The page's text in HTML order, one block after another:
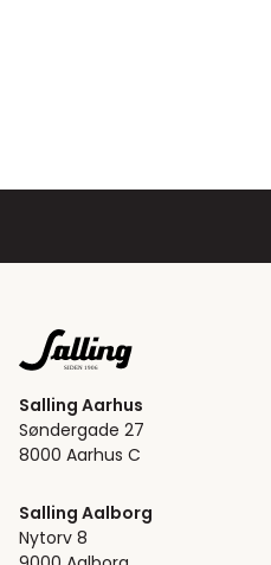
Salling Aarhus
Søndergade 27
8000 Aarhus C
Salling Aalborg
Nytorv 8